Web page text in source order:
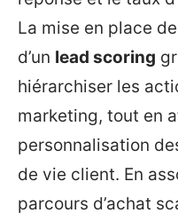
La mise en place de
d’un lead scoring
hiérarchiser les
marketing, tout en
personnalisation
de vie client. En
parcours d’achat